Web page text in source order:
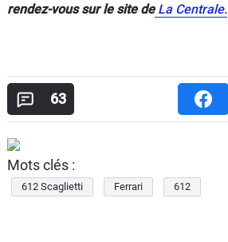
rendez-vous sur le site deLa Centrale.
63
Mots clés :
612 Scaglietti Ferrari 612